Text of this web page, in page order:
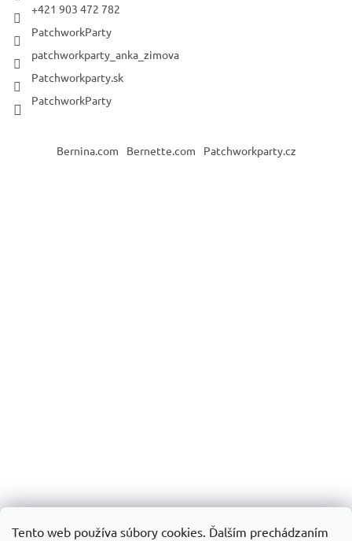
Tento web používa súbory cookies. Ďalším prechádzaním
+421 903 472 782
PatchworkParty
patchworkparty_anka_zimova
Patchworkparty.sk
PatchworkParty
Bernina.com Bernette.com Patchworkparty.cz